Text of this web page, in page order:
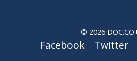
© 2026
Facebook Twitter